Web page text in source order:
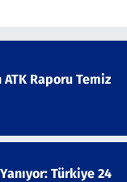
ATK Raporu Temiz
Türkiye 24